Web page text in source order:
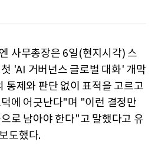
사무총장은 6일(현지시각) 스
'AI 거버넌스 글로벌 대화' 개막
통제와 판단 없이 표적을 고르고
에 어긋난다"며 "이런 결정만
로 남아야 한다"고 말했다고 유
도했다.